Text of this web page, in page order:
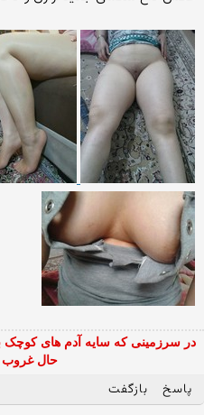
در سرزمینی که سایه آدم های
حال
پاسخ بازگفت